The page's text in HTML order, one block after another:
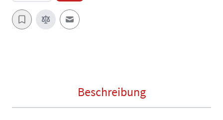
E-Mail an einen Freund
Beschreibung